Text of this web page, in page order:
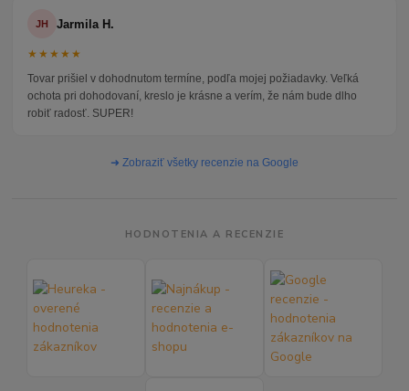
JH Jarmila H.
★★★★★
Tovar prišiel v dohodnutom termíne, podľa mojej požiadavky. Veľká
ochota pri dohodovaní, kreslo je krásne a verím, že nám bude dlho
robiť radosť. SUPER!
➜ Zobraziť všetky recenzie na Google
HODNOTENIA A RECENZIE